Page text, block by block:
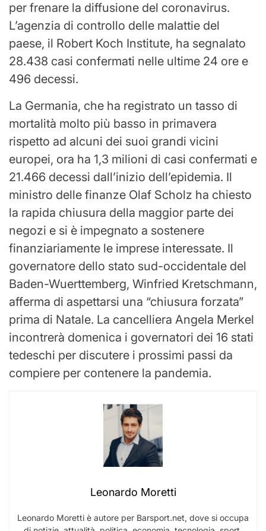
per frenare la diffusione del coronavirus.
L’agenzia di controllo delle malattie del
paese, il Robert Koch Institute, ha segnalato
28.438 casi confermati nelle ultime 24 ore e
496 decessi.
La Germania, che ha registrato un tasso di
mortalità molto più basso in primavera
rispetto ad alcuni dei suoi grandi vicini
europei, ora ha 1,3 milioni di casi confermati e
21.466 decessi dall’inizio dell’epidemia. Il
ministro delle finanze Olaf Scholz ha chiesto
la rapida chiusura della maggior parte dei
negozi e si è impegnato a sostenere
finanziariamente le imprese interessate. Il
governatore dello stato sud-occidentale del
Baden-Wuerttemberg, Winfried Kretschmann,
afferma di aspettarsi una “chiusura forzata”
prima di Natale. La cancelliera Angela Merkel
incontrerà domenica i governatori dei 16 stati
tedeschi per discutere i prossimi passi da
compiere per contenere la pandemia.
Leonardo Moretti
Leonardo Moretti è autore per Barsport.net, dove si occupa